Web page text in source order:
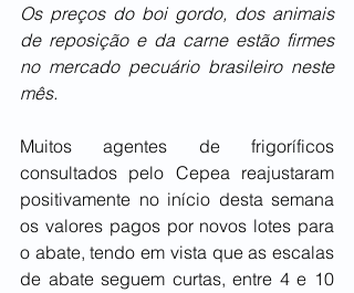
Os preços do boi gordo, dos animais
de reposição e da carne estão firmes
no mercado pecuário brasileiro neste
mês.
Muitos agentes de frigoríficos
consultados pelo Cepea reajustaram
positivamente no início desta semana
os valores pagos por novos lotes para
o abate, tendo em vista que as escalas
de abate seguem curtas, entre 4 e 10